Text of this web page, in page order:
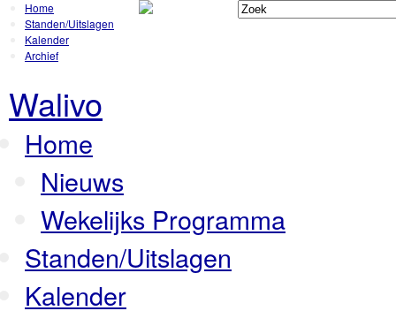
Home
Standen/Uitslagen
Kalender
Archief
Walivo
Home
Nieuws
Wekelijks Programma
Standen/Uitslagen
Kalender